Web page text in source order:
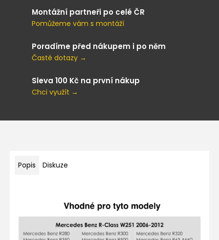
Montážní partneři po celé ČR
Pomůžeme vám s montáží
Poradíme před nákupem i po něm
Časté dotazy →
Sleva 100 Kč na první nákup
Chci využít →
Popis Diskuze